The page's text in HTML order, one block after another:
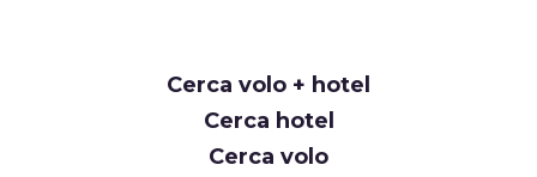
Cerca volo + hotel
Cerca hotel
Cerca volo